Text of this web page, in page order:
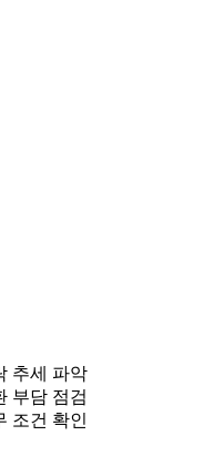
추세 파악
부담 점검
조건 확인